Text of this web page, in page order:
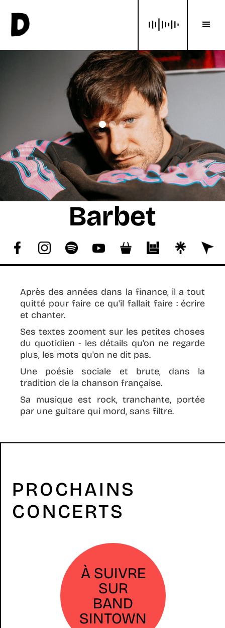
Barbet
Après des années dans la finance, il a tout
quitté pour faire ce qu'il fallait faire : écrire
et chanter.
Ses textes zooment sur les petites choses
du quotidien - les détails qu'on ne regarde
plus, les mots qu'on ne dit pas.
Une poésie sociale et brute, dans la
tradition de la chanson française.
Sa musique est rock, tranchante, portée
par une guitare qui mord, sans filtre.
PROCHAINS
CONCERTS
À SUIVRE
SUR
BAND
SINTOWN